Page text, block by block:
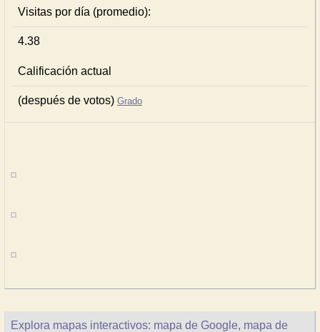
Visitas por día (promedio):
4.38
Calificación actual
(después de votos) Grado
Explora mapas interactivos: mapa de Google, mapa de